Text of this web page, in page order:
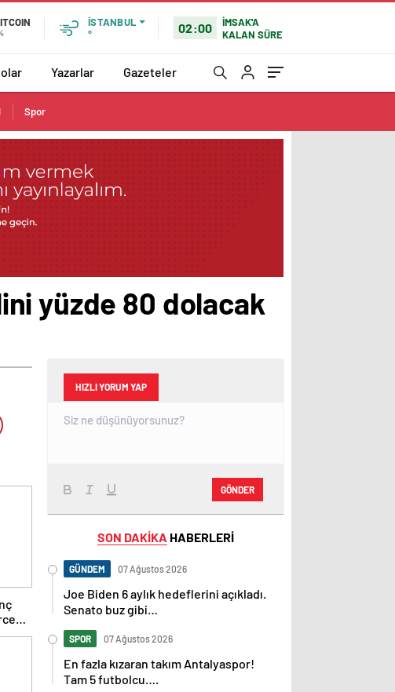
İSTANBUL
°
02:00
İMSAK'A
KALAN SÜRE
Yazarlar Gazeteler
Spor
yüzde 80 dolacak
HIZLI YORUM YAP
GÖNDER
SON DAKİKA HABERLERİ
GÜNDEM 07 Ağustos 2026
Joe Biden 6 aylık hedeflerini açıkladı.
Senato buz gibi…
SPOR 07 Ağustos 2026
En fazla kızaran takım Antalyaspor!
Tam 5 futbolcu….